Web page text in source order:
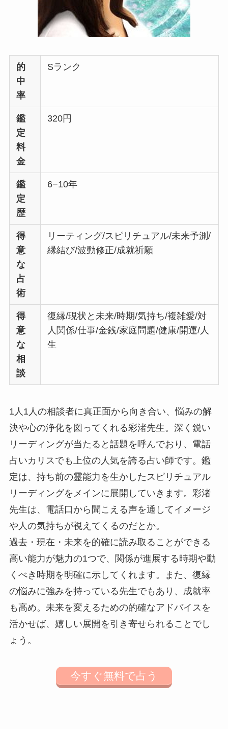
的
中
率
Sランク
鑑
定
料
金
320円
鑑
定
歴
6−10年
得
意
な
占
術
リーティング/スピリチュアル/未来予測/
縁結び/波動修正/成就祈願
得
意
な
相
談
復縁/現状と未来/時期/気持ち/複雑愛/対
人関係/仕事/金銭/家庭問題/健康/開運/人
生
1人1人の相談者に真正面から向き合い、悩みの解
決や心の浄化を図ってくれる彩渚先生。深く鋭い
リーディングが当たると話題を呼んでおり、電話
占いカリスでも上位の人気を誇る占い師です。鑑
定は、持ち前の霊能力を生かしたスピリチュアル
リーディングをメインに展開していきます。彩渚
先生は、電話口から聞こえる声を通してイメージ
や人の気持ちが視えてくるのだとか。
過去・現在・未来を的確に読み取ることができる
高い能力が魅力の1つで、関係が進展する時期や動
くべき時期を明確に示してくれます。また、復縁
の悩みに強みを持っている先生でもあり、成就率
も高め。未来を変えるための的確なアドバイスを
活かせば、嬉しい展開を引き寄せられることでし
ょう。
今すぐ無料で占う